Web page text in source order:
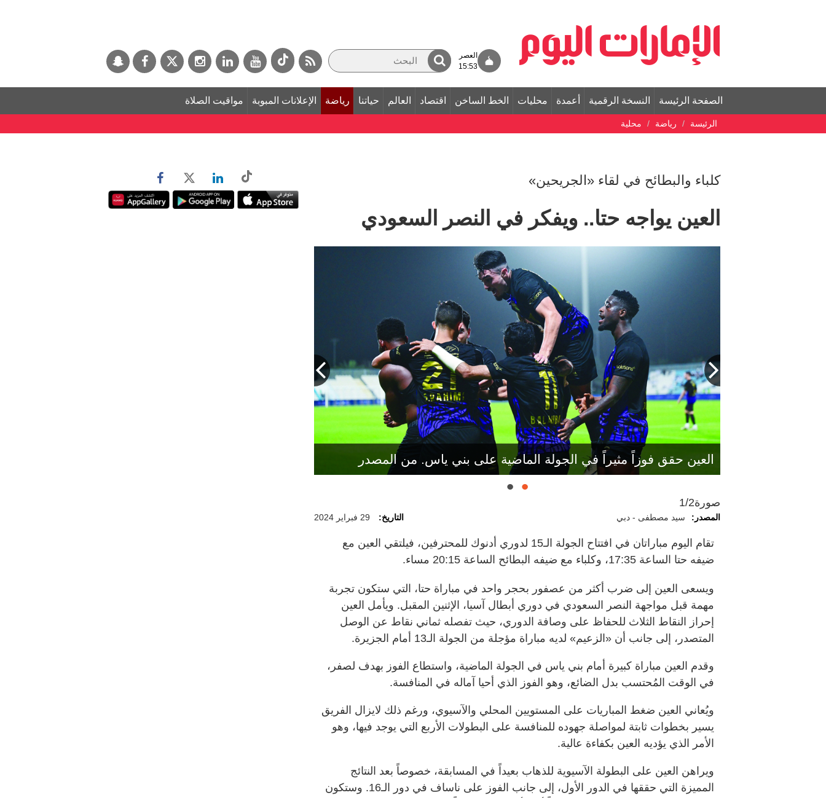
العصر
15:53
الصفحة الرئيسة النسخة الرقمية أعمدة محليات الخط الساخن اقتصاد العالم حياتنا رياضة الإعلانات المبوبة مواقيت الصلاة
الرئيسة رياضة محلية
كلباء والبطائح في لقاء «الجريحين»
العين يواجه حتا.. ويفكر في النصر السعودي
العين حقق فوزاً مثيراً في الجولة الماضية على بني ياس. من المصدر
صورة1/2
المصدر: سيد مصطفى - دبي التاريخ: 29 فبراير 2024
تقام اليوم مباراتان في افتتاح الجولة الـ15 لدوري أدنوك للمحترفين، فيلتقي العين مع
ضيفه حتا الساعة 17:35، وكلباء مع ضيفه البطائح الساعة 20:15 مساء.
ويسعى العين إلى ضرب أكثر من عصفور بحجر واحد في مباراة حتا، التي ستكون تجربة
مهمة قبل مواجهة النصر السعودي في دوري أبطال آسيا، الإثنين المقبل. ويأمل العين
إحراز النقاط الثلاث للحفاظ على وصافة الدوري، حيث تفصله ثماني نقاط عن الوصل
المتصدر، إلى جانب أن «الزعيم» لديه مباراة مؤجلة من الجولة الـ13 أمام الجزيرة.
وقدم العين مباراة كبيرة أمام بني ياس في الجولة الماضية، واستطاع الفوز بهدف لصفر،
في الوقت المُحتسب بدل الضائع، وهو الفوز الذي أحيا آماله في المنافسة.
ويُعاني العين ضغط المباريات على المستويين المحلي والآسيوي، ورغم ذلك لايزال الفريق
يسير بخطوات ثابتة لمواصلة جهوده للمنافسة على البطولات الأربع التي يوجد فيها، وهو
الأمر الذي يؤديه العين بكفاءة عالية.
ويراهن العين على البطولة الآسيوية للذهاب بعيداً في المسابقة، خصوصاً بعد النتائج
المميزة التي حققها في الدور الأول، إلى جانب الفوز على ناساف في دور الـ16. وستكون